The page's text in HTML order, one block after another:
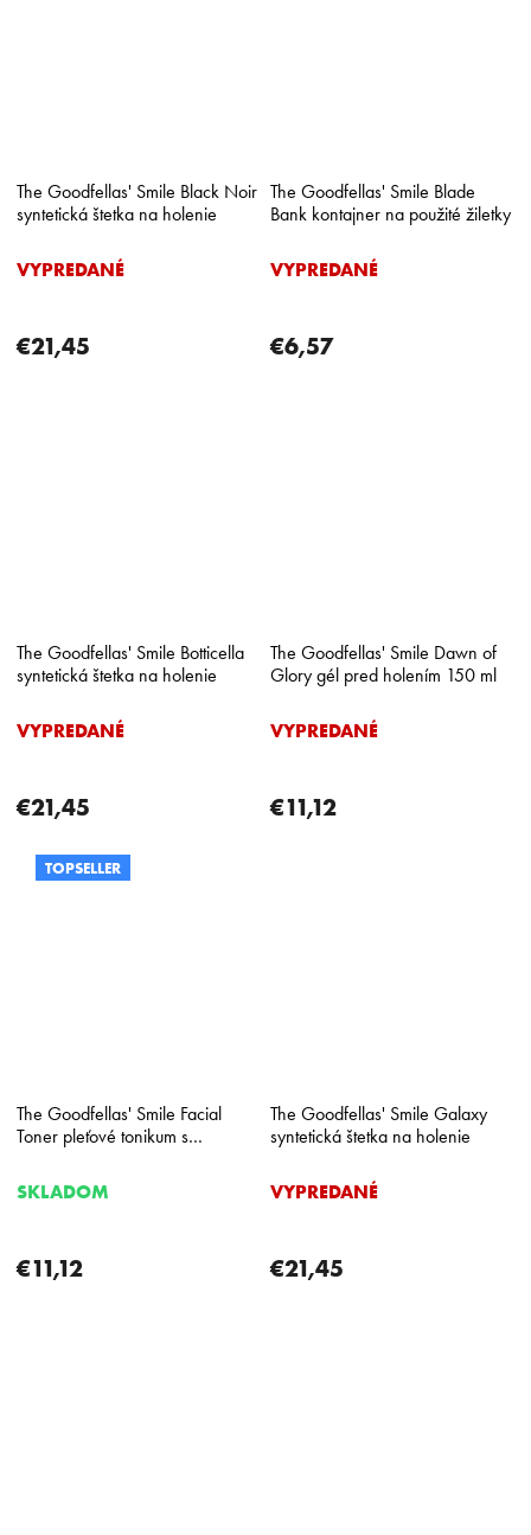
The Goodfellas' Smile Black Noir
syntetická štetka na holenie
VYPREDANÉ
€21,45
The Goodfellas' Smile Blade
Bank kontajner na použité žiletky
VYPREDANÉ
€6,57
The Goodfellas' Smile Botticella
syntetická štetka na holenie
VYPREDANÉ
€21,45
The Goodfellas' Smile Dawn of
Glory gél pred holením 150 ml
VYPREDANÉ
€11,12
TOPSELLER
The Goodfellas' Smile Facial
Toner pleťové tonikum s
SKLADOM
€11,12
The Goodfellas' Smile Galaxy
syntetická štetka na holenie
VYPREDANÉ
€21,45